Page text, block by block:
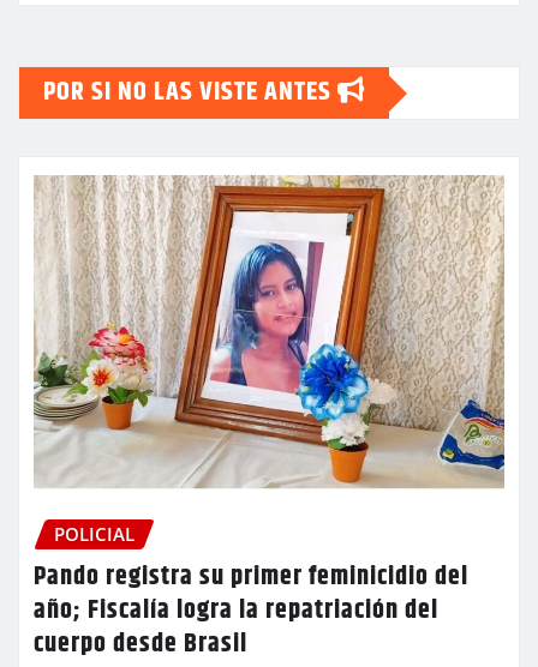
POR SI NO LAS VISTE ANTES
POLICIAL
Pando registra su primer feminicidio del
año; Fiscalía logra la repatriación del
cuerpo desde Brasil